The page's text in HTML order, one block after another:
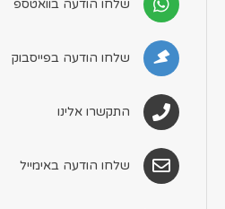
שלחו הודעה בוואטספ
שלחו הודעה בפייסבוק
התקשרו אלינו
שלחו הודעה באימייל